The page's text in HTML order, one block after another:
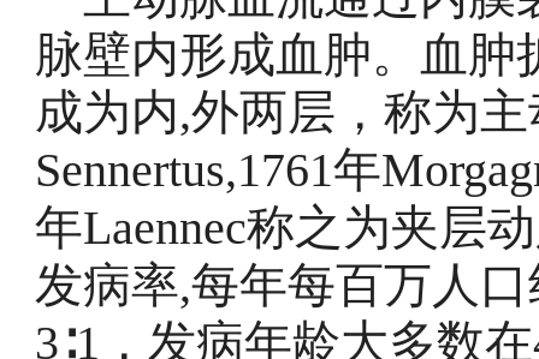
脉壁内形成血肿。血
成为内,外两层，称为
Sennertus,1761年
年Laennec称之为夹层
发病率,每年每百万人
3∶1，发病年龄大多数